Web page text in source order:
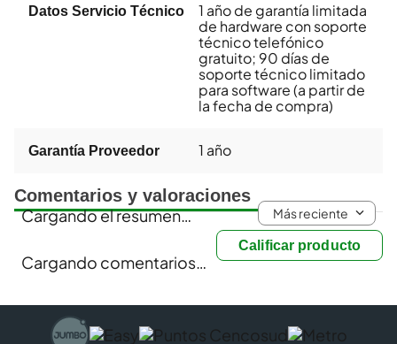
Datos Servicio Técnico
1 año de garantía limitada
de hardware con soporte
técnico telefónico
gratuito; 90 días de
soporte técnico limitado
para software (a partir de
la fecha de compra)
Garantía Proveedor 1 año
Comentarios y valoraciones
Calificar producto
Cargando el resumen… Más reciente
Cargando comentarios…